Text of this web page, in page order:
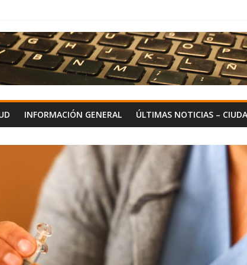
INFORMACIÓN GENERAL ÚLTIMAS NOTICIAS –